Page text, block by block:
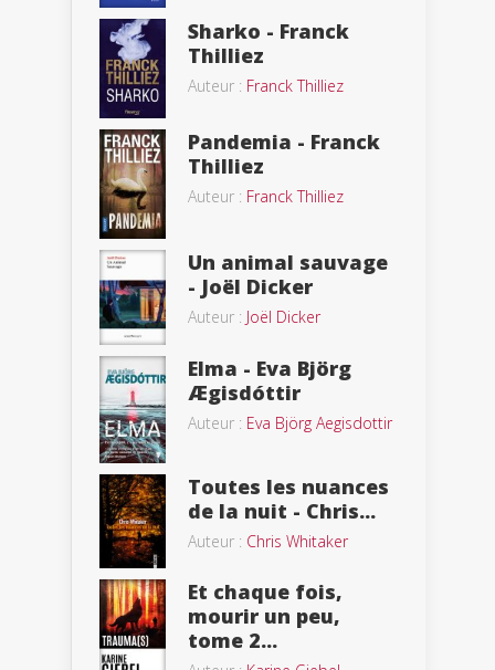
Sharko - Franck
Thilliez
Auteur : Franck Thilliez
Pandemia - Franck
Thilliez
Auteur : Franck Thilliez
Un animal sauvage
- Joël Dicker
Auteur : Joël Dicker
Elma - Eva Björg
Ægisdóttir
Auteur : Eva Björg Aegisdottir
Toutes les nuances
de la nuit - Chris...
Auteur : Chris Whitaker
Et chaque fois,
mourir un peu,
tome 2...